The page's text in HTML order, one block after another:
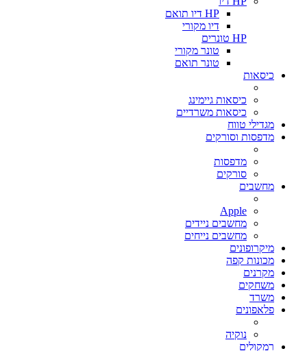
HP דיו תואם
דיו מקורי
HP טונרים
טונר מקורי
טונר תואם
כיסאות
כיסאות גיימינג
כיסאות משרדיים
מגדילי טווח
מדפסות וסורקים
מדפסות
סורקים
מחשבים
Apple
מחשבים ניידים
מחשבים נייחים
מיקרופונים
מכונות קפה
מקרנים
משחקים
משרד
פלאפונים
נוקיה
רמקולים